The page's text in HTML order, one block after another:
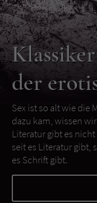
Klassiker
der
Sex ist so alt wie die
dazu kam, wissen
Literatur gibt es nicht
seit es Literatur gibt,
es Schrift gibt.